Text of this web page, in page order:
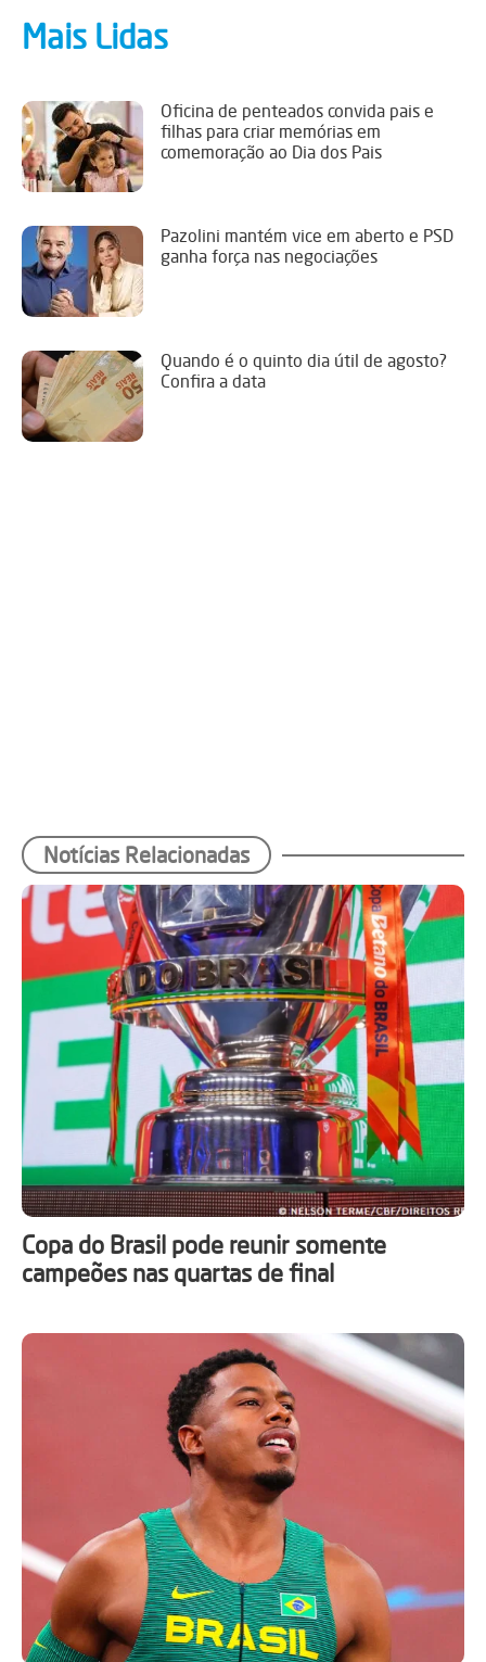
Mais Lidas
Oficina de penteados convida pais e
filhas para criar memórias em
comemoração ao Dia dos Pais
Pazolini mantém vice em aberto e PSD
ganha força nas negociações
Quando é o quinto dia útil de agosto?
Confira a data
Notícias Relacionadas
Copa do Brasil pode reunir somente
campeões nas quartas de final